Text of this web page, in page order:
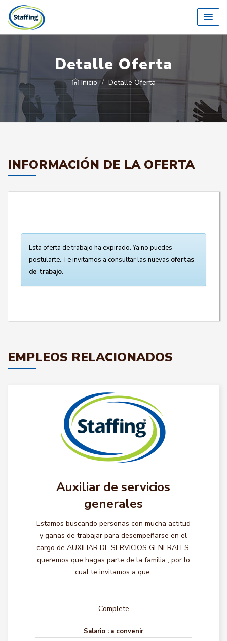
Detalle Oferta
Inicio Detalle Oferta
INFORMACIÓN DE LA OFERTA
Esta oferta de trabajo ha expirado. Ya no puedes
postularte. Te invitamos a consultar las nuevas ofertas
de trabajo.
EMPLEOS RELACIONADOS
Auxiliar de servicios
generales
Estamos buscando personas con mucha actitud
y ganas de trabajar para desempeñarse en el
cargo de AUXILIAR DE SERVICIOS GENERALES,
queremos que hagas parte de la familia , por lo
cual te invitamos a que:
- Complete...
Salario : a convenir